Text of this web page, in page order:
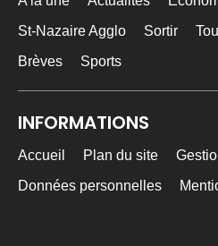
St-Nazaire Agglo
Sortir
Brèves
Sports
INFORMATIONS
Accueil Plan du site
Données personnelles